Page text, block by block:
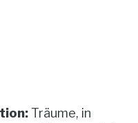
Träume, in